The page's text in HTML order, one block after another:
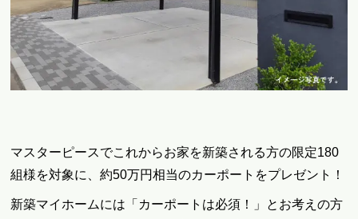
マスターピースでこれからお家を新築される方の限定180
組様を対象に、約50万円相当のカーポートをプレゼント！
新築マイホームには「カーポートは必須！」とお考えの方